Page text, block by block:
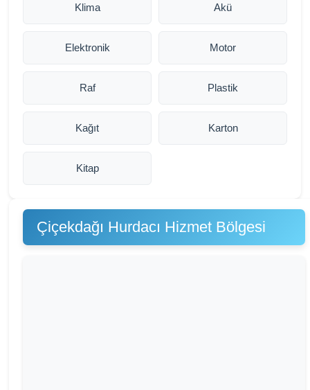
Klima Akü
Elektronik Motor
Raf Plastik
Kağıt Karton
Kitap
Çiçekdağı Hurdacı Hizmet Bölgesi